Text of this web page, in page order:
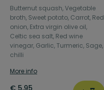
Butternut squash, Vegetable
broth, Sweet potato, Carrot, Red
onion, Extra virgin olive oil,
Celtic sea salt, Red wine
vinegar, Garlic, Turmeric, Sage,
chilli
€ 5,95
More info